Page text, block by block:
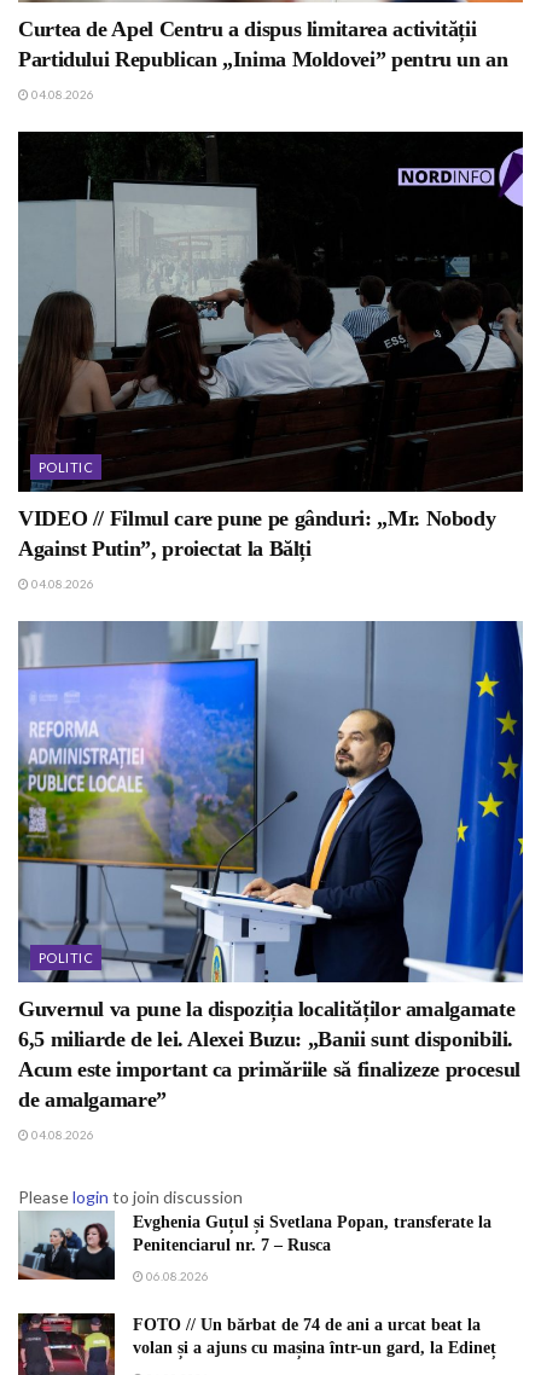
Curtea de Apel Centru a dispus limitarea activității
Partidului Republican „Inima Moldovei” pentru un an
04.08.2026
POLITIC
VIDEO // Filmul care pune pe gânduri: „Mr. Nobody
Against Putin”, proiectat la Bălți
04.08.2026
POLITIC
Guvernul va pune la dispoziția localităților amalgamate
6,5 miliarde de lei. Alexei Buzu: „Banii sunt disponibili.
Acum este important ca primăriile să finalizeze procesul
de amalgamare”
04.08.2026
Pleaselogin to join discussion
Evghenia Guțul și Svetlana Popan, transferate la
Penitenciarul nr. 7 – Rusca
06.08.2026
FOTO // Un bărbat de 74 de ani a urcat beat la
volan și a ajuns cu mașina într-un gard, la Edineț